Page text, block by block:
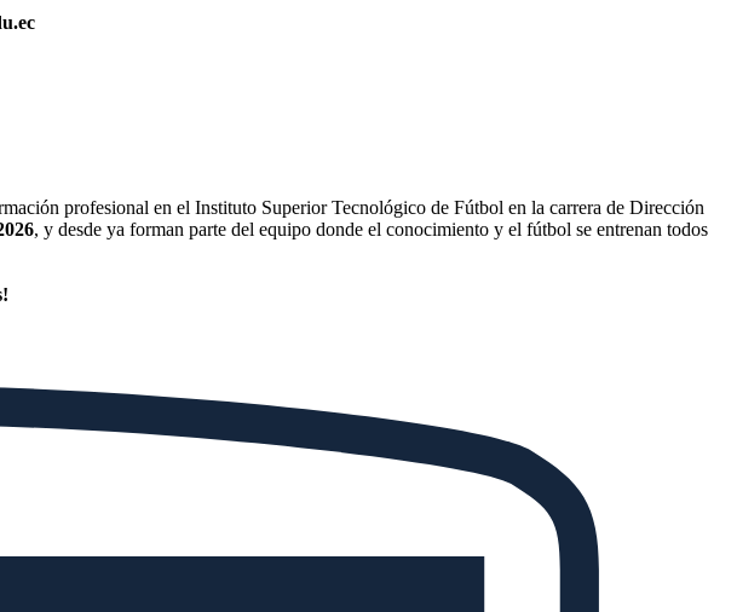
profesional en el Instituto Superior Tecnológico de Fútbol en la carrera de Dirección
, y desde ya forman parte del equipo donde el conocimiento y el fútbol se entrenan todos